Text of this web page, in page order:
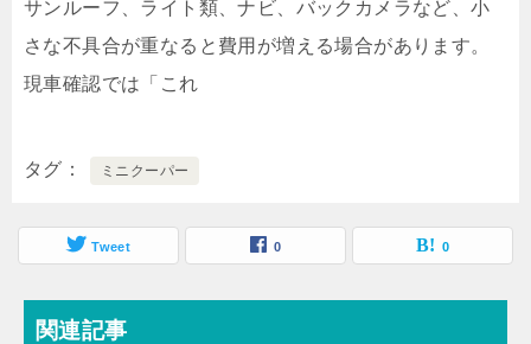
サンルーフ、ライト類、ナビ、バックカメラなど、小
さな不具合が重なると費用が増える場合があります。
現車確認では「これ
タグ ミニクーパー
Tweet 0 0
関連記事